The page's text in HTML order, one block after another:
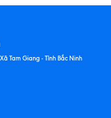
Tam Giang - Tỉnh Bắc Ninh